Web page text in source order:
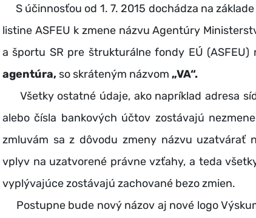
S účinnosťou od 1. 7. 2015 dochádza na
listine ASFEU k zmene názvu Agentúry
a športu SR pre štrukturálne fondy EÚ (ASFEU)
agentúra, so skráteným názvom „VA“.
Všetky ostatné údaje, ako napríklad adresa
alebo čísla bankových účtov zostávajú
zmluvám sa z dôvodu zmeny názvu uzatvárať
vplyv na uzatvorené právne vzťahy, a teda
vyplývajúce zostávajú zachované bezo zmien.
Postupne bude nový názov aj nové logo